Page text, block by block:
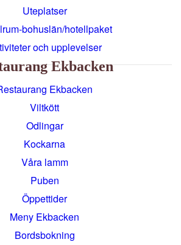
Uteplatser
bohuslän/hotellpaket
och upplevelser
Ekbacken
Restaurang Ekbacken
Viltkött
Odlingar
Kockarna
Våra lamm
Puben
Öppettider
Meny Ekbacken
Bordsbokning